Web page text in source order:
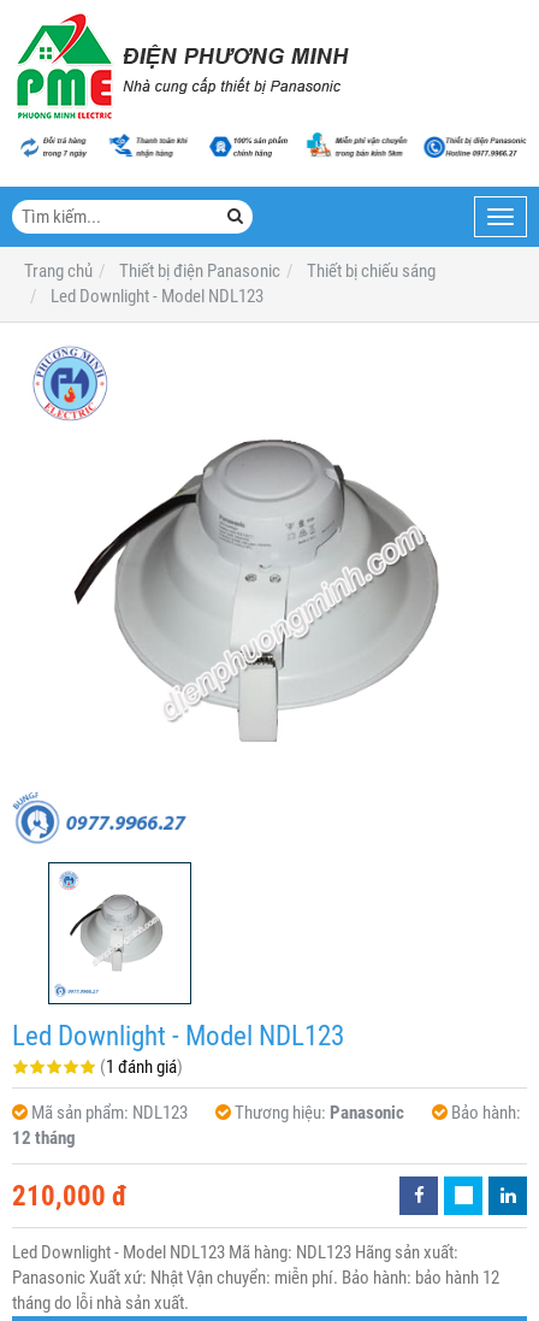
Trang chủ
Thiết bị điện Panasonic
Thiết bị chiếu sáng
Led Downlight - Model NDL123
Led Downlight - Model NDL123
(1 đánh giá)
Mã sản phẩm: NDL123 Thương hiệu: Panasonic
Bảo hành:
12 tháng
210,000 đ
Led Downlight - Model NDL123 Mã hàng: NDL123 Hãng sản xuất:
Panasonic Xuất xứ: Nhật Vận chuyển: miễn phí. Bảo hành: bảo hành 12
tháng do lỗi nhà sản xuất.